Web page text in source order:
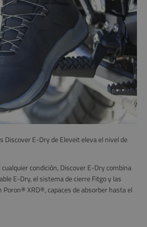
Discover E-Dry de Eleveit eleva el nivel de
condición, Discover E-Dry combina
E-Dry, el sistema de cierre Fitgo y las
XRD®, capaces de absorber hasta el